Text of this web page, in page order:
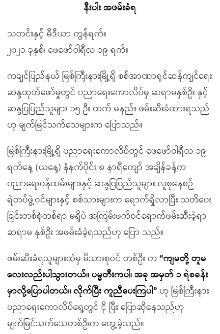
နီးပါး အဖမ်းခံရ
သတင်းနှင့် မီဒီယာ ကွန်ရက်။
၂၀၂၁ ခုနှစ်၊ ဖေဖော်ဝါရီလ ၁၉ ရက်။
ကချင်ပြည်နယ် မြစ်ကြီးနားမြို့ရှိ စစ်အာဏာရှင်ဆန်ကျင်ရေး
ဆန္ဒထုတ်ဖော်မှုတွင် ပညာရေးကောလိပ်မှ ဆရာမနှစ်ဦး နှင့်
ဆန္ဒပြပြည်သူများ ၁၅ ဦး ထက် မနည်း ဖမ်းဆီးခံထားရသည်
ဟု မျက်မြင်သက်သေများက ပြောသည်။
မြစ်ကြီးနားမြို့ရှိ ပညာရေးကောလိပ်တွင် ဖေဖော်ဝါရီလ ၁၉
ရက်နေ့ (ယနေ့) နံနက်ပိုင်း ၈ နာရီကျော် အချိန်ခန့်က
ပညာရေးဝန်ထမ်းများနှင့် ဆန္ဒပြပြည်သူများ လူစုနေစဉ်
ရဲတပ်ဖွဲ့ဝင်များနှင့် စစ်သားများက ရောက်ရှိလာပြီး သတိပေး
ခြင်းတစ်စုံတစ်ရာ မရှိပဲ အကြမ်းဖက်ဝင်ရောက်ဖမ်းဆီးခဲ့ရာ
ဆရာမ နှစ်ဦး အဖမ်းခံခဲ့ရသည်ဟု ပြော သည်။
ဖမ်းဆီးခံရသူများထဲမှ မိသားစုဝင် တစ်ဦး က “ကျမတို့ တူမ
လေးလည်းပါသွားတယ်။ ပမ္မတီးကပါ၊ အခု အမှတ် ၁ ရဲစခန်း
မှာလို့ပြောပါတယ်။ လိုက်ပြီး ကူညီပေးကြပါ” ဟု မြစ်ကြီးနား
ပညာရေးကောလိပ်ရှေ့တွင် ငို ပြီး ပြောဆိုနေသည်ဟု
မျက်မြင်သက်သေတစ်ဦးက တွေ့ခဲ့သည်။